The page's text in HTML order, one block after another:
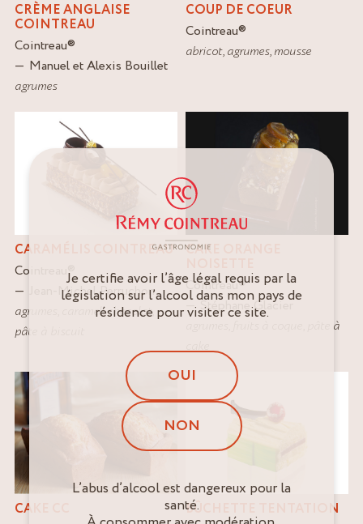
CRÈME ANGLAISE
COINTREAU
Cointreau®
Manuel et Alexis Bouillet
agrumes
COUP DE COEUR
Cointreau®
abricot,agrumes,mousse
CARAMÉLIS COINTREAU
Cointreau ®
Jean-Michel Perruchon
agrumes
caramel,chocolat,
pâte à biscuit
CAKE ORANGE
Cointreau®
Stéphane Glacier
pâte à
CAKE CC BÛCHETTE TENTATION
Je certifie avoir l’âge légal requis par la
législation sur l’alcool dans mon pays de
résidence pour visiter ce site.
OUI
NON
L’abus d’alcool est dangereux pour la
santé.